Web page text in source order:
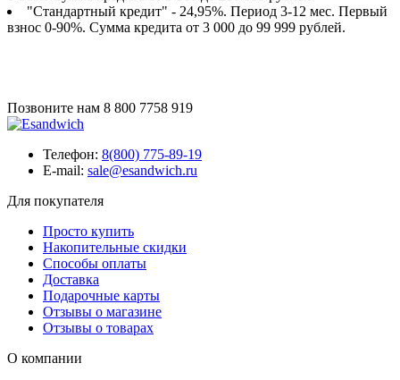
"Стандартный кредит" - 24,95%. Период 3-12 мес. Первый
взнос 0-90%. Сумма кредита от 3 000 до 99 999 рублей.
Позвоните нам 8 800 7758 919
Телефон: 8(800) 775-89-19
E-mail: sale@esandwich.ru
Для покупателя
Просто купить
Накопительные скидки
Способы оплаты
Доставка
Подарочные карты
Отзывы о магазине
Отзывы о товарах
О компании